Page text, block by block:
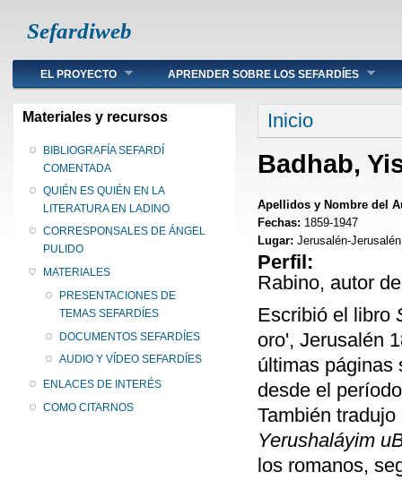
Sefardiweb
Main menu
EL PROYECTO APRENDER SOBRE LOS SEFARDÍES
Materiales y recursos
BIBLIOGRAFÍA SEFARDÍ
COMENTADA
QUIÉN ES QUIÉN EN LA
LITERATURA EN LADINO
CORRESPONSALES DE ÁNGEL
PULIDO
MATERIALES
PRESENTACIONES DE
TEMAS SEFARDÍES
DOCUMENTOS SEFARDÍES
AUDIO Y VÍDEO SEFARDÍES
ENLACES DE INTERÉS
COMO CITARNOS
Se encuentra
Inicio
Badhab,
Apellidos y Nombre del
Fechas: 1859-1947
Lugar: Jerusalén-Jerusalén
Perfil:
Rabino, autor
Escribió el libro
oro', Jerusalén
últimas páginas
desde el
También
Yerushaláyim
los romanos,